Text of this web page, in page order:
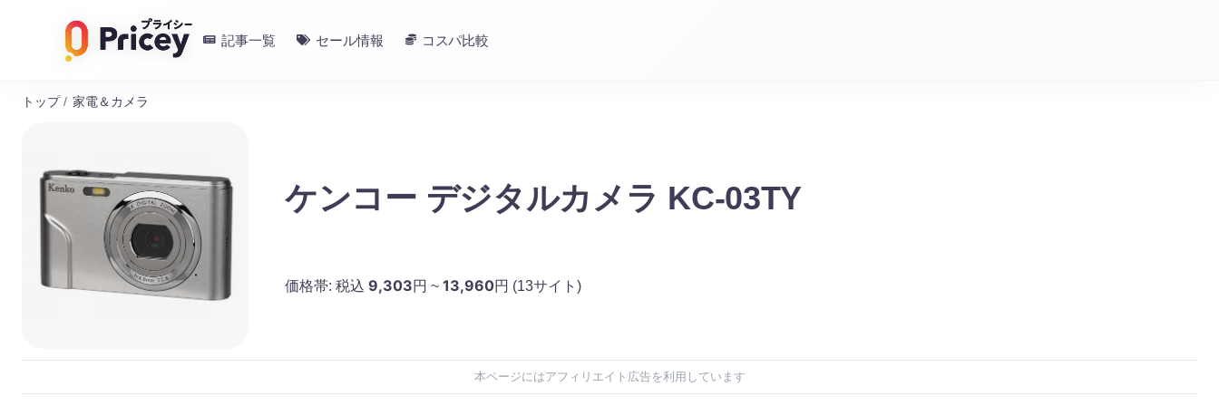
記事一覧 セール情報 コスパ比較
トップ / 家電＆カメラ
ケンコー デジタルカメラ KC-03TY
価格帯: 税込 9,303円 ~ 13,960円 (13サイト)
本ページにはアフィリエイト広告を利用しています